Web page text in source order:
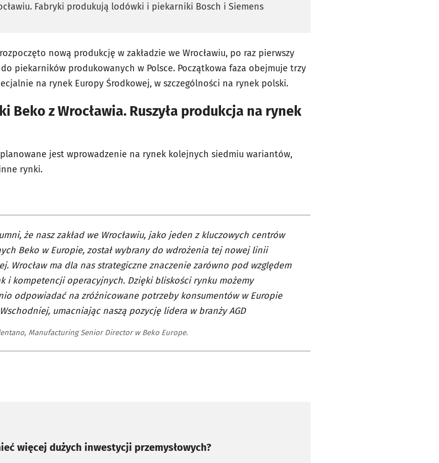
Fabryki produkują lodówki i piekarniki Bosch i Siemens
nową produkcję w zakładzie we Wrocławiu, po raz pierwszy
piekarników produkowanych w Polsce. Początkowa faza obejmuje trzy
na rynek Europy Środkowej, w szczególności na rynek polski.
Beko z Wrocławia. Ruszyła produkcja na rynek
jest wprowadzenie na rynek kolejnych siedmiu wariantów,
rynki.
że nasz zakład we Wrocławiu, jako jeden z kluczowych centrów
Beko w Europie, został wybrany do wdrożenia tej nowej linii
Wrocław ma dla nas strategiczne znaczenie zarówno pod względem
i kompetencji operacyjnych. Dzięki bliskości rynku możemy
odpowiadać na zróżnicowane potrzeby konsumentów w Europie
umacniając naszą pozycję lidera w branży AGD
Manufacturing Senior Director w Beko Europe.
więcej dużych inwestycji przemysłowych?